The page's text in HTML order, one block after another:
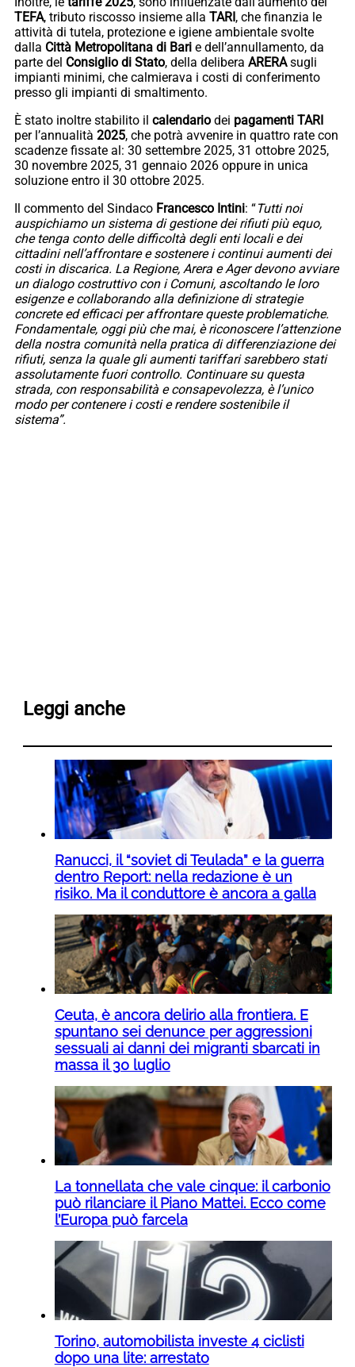
TEFA, tributo riscosso insieme alla TARI, che finanzia le
attività di tutela, protezione e igiene ambientale svolte
dalla Città Metropolitana di Bari e dell’annullamento, da
parte del Consiglio di Stato, della delibera ARERAsugli
impianti minimi, che calmierava i costi di conferimento
presso gli impianti di smaltimento.
È stato inoltre stabilito il calendario dei pagamenti TARI
per l’annualità 2025, che potrà avvenire in quattro rate con
scadenze fissate al: 30 settembre 2025, 31 ottobre 2025,
30 novembre 2025, 31 gennaio 2026 oppure in unica
soluzione entro il 30 ottobre 2025.
Il commento del Sindaco Francesco Intini: “Tutti noi
auspichiamo un sistema di gestione dei rifiuti più equo,
che tenga conto delle difficoltà degli enti locali e dei
cittadini nell’affrontare e sostenere i continui aumenti dei
costi in discarica. La Regione, Arera e Ager devono avviare
un dialogo costruttivo con i Comuni, ascoltando le loro
esigenze e collaborando alla definizione di strategie
concrete ed efficaci per affrontare queste problematiche.
Fondamentale, oggi più che mai, è riconoscere l’attenzione
della nostra comunità nella pratica di differenziazione dei
rifiuti, senza la quale gli aumenti tariffari sarebbero stati
assolutamente fuori controllo. Continuare su questa
strada, con responsabilità e consapevolezza, è l’unico
modo per contenere i costi e rendere sostenibile il
sistema”.
Leggi anche
Ranucci, il “soviet di Teulada” e la guerra
dentro Report: nella redazione è un
risiko. Ma il conduttore è ancora a galla
Ceuta, è ancora delirio alla frontiera. E
spuntano sei denunce per aggressioni
sessuali ai danni dei migranti sbarcati in
massa il 30 luglio
La tonnellata che vale cinque: il carbonio
può rilanciare il Piano Mattei. Ecco come
l’Europa può farcela
Torino, automobilista investe 4 ciclisti
dopo una lite: arrestato